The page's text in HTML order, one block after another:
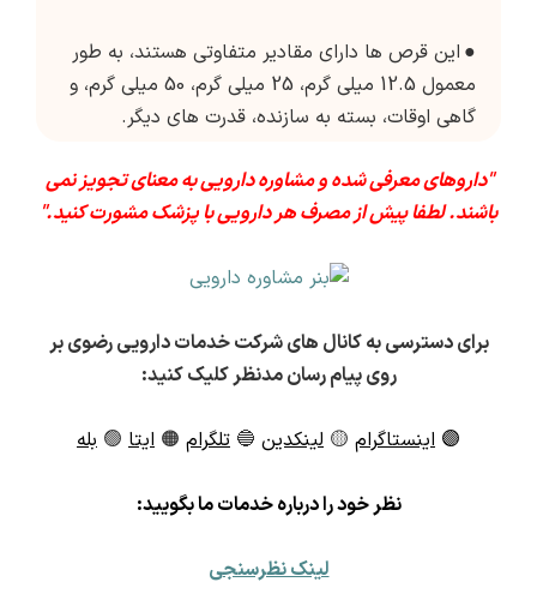
● این قرص ها دارای مقادیر متفاوتی هستند، به طور
معمول 12.5 میلی گرم، 25 میلی گرم، 50 میلی گرم، و
گاهی اوقات، بسته به سازنده، قدرت های دیگر.
"داروهای معرفی شده و مشاوره دارویی به معنای تجویز نمی
باشند. لطفا پیش از مصرف هر دارویی با پزشک مشورت کنید."
برای دسترسی به کانال های شرکت خدمات دارویی رضوی بر
روی پیام رسان مدنظر کلیک کنید:
🟣 اینستاگرام 🟡 لینکدین 🔵 تلگرام 🟠 ایتا 🟢 بله
نظر خود را درباره خدمات ما بگویید:
لینک نظرسنجی